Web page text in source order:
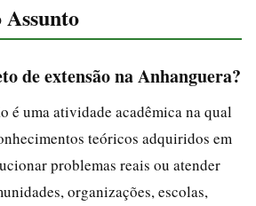
de extensão na Anhanguera?
é uma atividade acadêmica na qual
teóricos adquiridos em
problemas reais ou atender
organizações, escolas,